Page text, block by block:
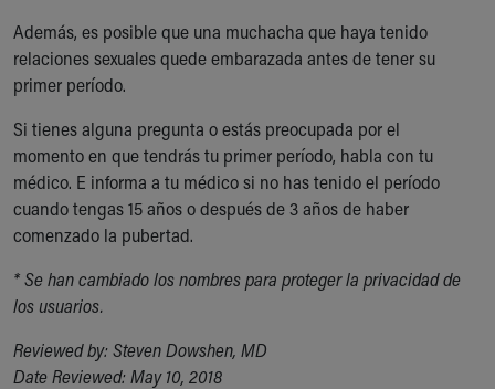
Doggie Brigade
During Your Visit
Financial Services
Visiting
Gift Shop
Department of Public Safety
Health Info
Health Information
Healthy Info, Healthy Kids
Inside Children's Blog
Family Library
Educational Resources
Además, es posible que una muchacha que haya tenido
relaciones sexuales quede embarazada antes de tener su
primer período.
Si tienes alguna pregunta o estás preocupada por el
momento en que tendrás tu primer período, habla con tu
médico. E informa a tu médico si no has tenido el período
cuando tengas 15 años o después de 3 años de haber
comenzado la pubertad.
* Se han cambiado los nombres para proteger la privacidad de
los usuarios.
Reviewed by: Steven Dowshen, MD
Date Reviewed: May 10, 2018